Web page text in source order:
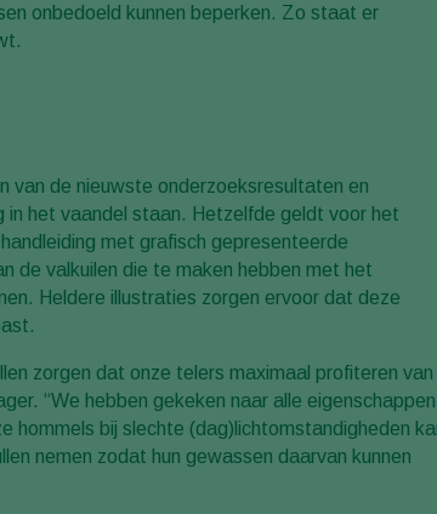
onbedoeld kunnen beperken. Zo staat er
van de nieuwste onderzoeksresultaten en
in het vaandel staan. Hetzelfde geldt voor het
met grafisch gepresenteerde
de valkuilen die te maken hebben met het
Heldere illustraties zorgen ervoor dat deze
zorgen dat onze telers maximaal profiteren van
“We hebben gekeken naar alle eigenschappen
hommels bij slechte (dag)lichtomstandigheden
nemen zodat hun gewassen daarvan kunnen